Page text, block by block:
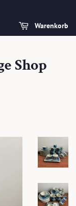
Warenkorb
Shop